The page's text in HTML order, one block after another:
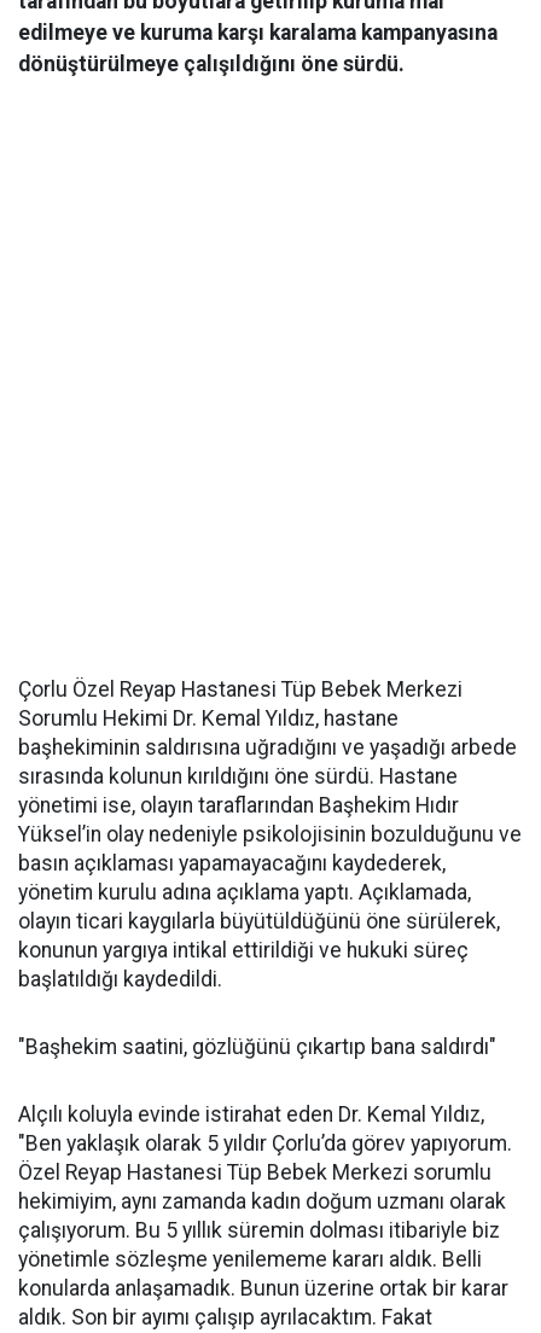
edilmeye ve kuruma karşı karalama kampanyasına
dönüştürülmeye çalışıldığını öne sürdü.
Çorlu Özel Reyap Hastanesi Tüp Bebek Merkezi
Sorumlu Hekimi Dr. Kemal Yıldız, hastane
başhekiminin saldırısına uğradığını ve yaşadığı arbede
sırasında kolunun kırıldığını öne sürdü. Hastane
yönetimi ise, olayın taraflarından Başhekim Hıdır
Yüksel’in olay nedeniyle psikolojisinin bozulduğunu ve
basın açıklaması yapamayacağını kaydederek,
yönetim kurulu adına açıklama yaptı. Açıklamada,
olayın ticari kaygılarla büyütüldüğünü öne sürülerek,
konunun yargıya intikal ettirildiği ve hukuki süreç
başlatıldığı kaydedildi.
"Başhekim saatini, gözlüğünü çıkartıp bana saldırdı"
Alçılı koluyla evinde istirahat eden Dr. Kemal Yıldız,
"Ben yaklaşık olarak 5 yıldır Çorlu’da görev yapıyorum.
Özel Reyap Hastanesi Tüp Bebek Merkezi sorumlu
hekimiyim, aynı zamanda kadın doğum uzmanı olarak
çalışıyorum. Bu 5 yıllık süremin dolması itibariyle biz
yönetimle sözleşme yenilememe kararı aldık. Belli
konularda anlaşamadık. Bunun üzerine ortak bir karar
aldık. Son bir ayımı çalışıp ayrılacaktım. Fakat